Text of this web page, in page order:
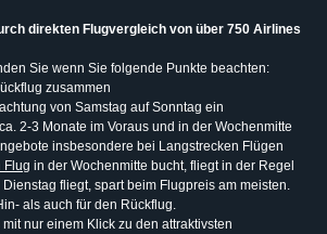
direkten Flugvergleich von über 750 Airlines
Sie wenn Sie folgende Punkte beachten:
zusammen
von Samstag auf Sonntag ein
2-3 Monate im Voraus und in der Wochenmitte
insbesondere bei Langstrecken Flügen
Flug in der Wochenmitte bucht, fliegt in der Regel
fliegt, spart beim Flugpreis am meisten.
als auch für den Rückflug.
nur einem Klick zu den attraktivsten